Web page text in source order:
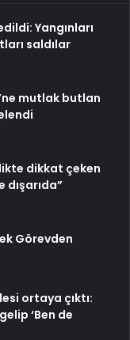
Yangınları
saldılar
mutlak butlan
dikkat çeken
dışarıda”
Görevden
ortaya çıktı:
‘Ben de